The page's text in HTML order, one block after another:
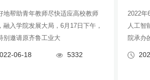
地帮助青年教师尽快适应高校教师
融入学院发展大局，6月17日下午，
别邀请原齐鲁工业大
06-18 5332
2022年
人工智
院承办